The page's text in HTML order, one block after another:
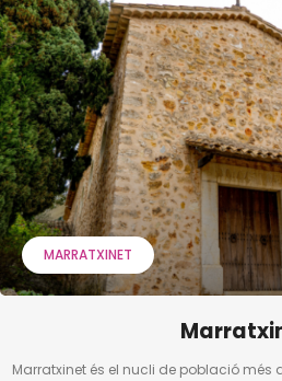
MARRATXINET
Marratxinet és el nucli de població més